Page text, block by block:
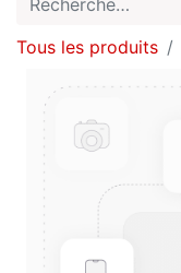
Tous les produits